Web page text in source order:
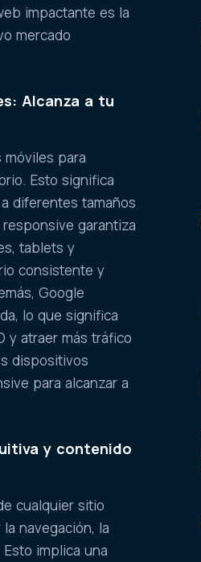
impactante es la
mercado
Alcanza a tu
para
Esto significa
diferentes tamaños
garantiza
tablets y
consistente y
Google
lo que significa
y atraer más tráfico
dispositivos
para alcanzar a
y contenido
cualquier sitio
navegación, la
implica una